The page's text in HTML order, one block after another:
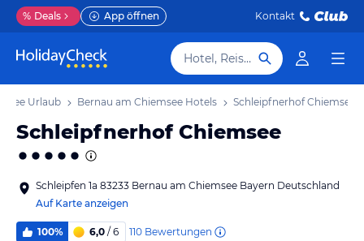
% Deals App öffnen Kontakt
Hotel, Reiseziel
Urlaub Bernau am Chiemsee Hotels Schleipfnerhof Chiemsee
Schleipfnerhof Chiemsee
Schleipfen 1a 83233 Bernau am Chiemsee Bayern Deutschland
Auf Karte anzeigen
100% 6,0 / 6 110 Bewertungen